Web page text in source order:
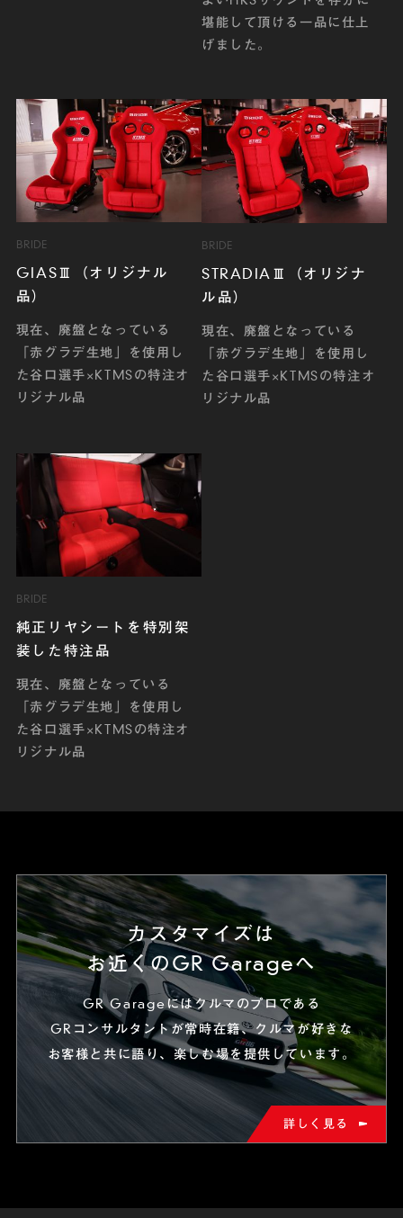
堪能して頂ける一品に仕上
げました。
BRIDE
GIASⅢ（オリジナル
品）
現在、廃盤となっている
「赤グラデ生地」を使用し
た谷口選手×KTMSの特注オ
リジナル品
BRIDE
STRADIAⅢ（オリジナ
ル品）
現在、廃盤となっている
「赤グラデ生地」を使用し
た谷口選手×KTMSの特注オ
リジナル品
BRIDE
純正リヤシートを特別架
装した特注品
現在、廃盤となっている
「赤グラデ生地」を使用し
た谷口選手×KTMSの特注オ
リジナル品
カスタマイズは
お近くのGR Garageへ
GR Garageにはクルマのプロである
GRコンサルタントが常時在籍、クルマが好きな
お客様と共に語り、楽しむ場を提供しています。
詳しく見る